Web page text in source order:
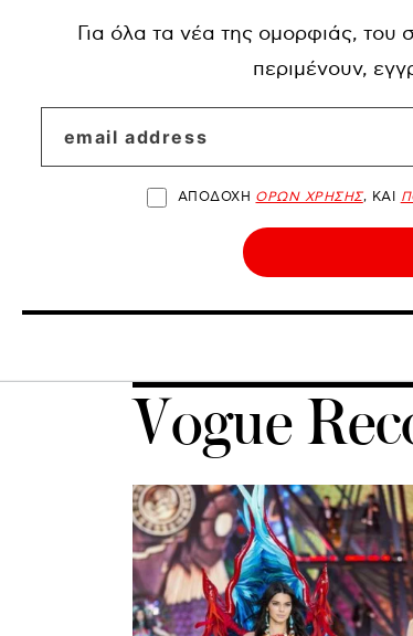
Για όλα τα νέα της ομορφιάς,
περιμένουν,
ΑΠΟΔΟΧΗ ΟΡΩΝ ΧΡΗΣΗΣ, ΚΑΙ
Vogue